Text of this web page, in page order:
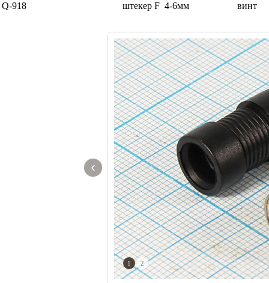
Q-918
штекер F 4-6мм винт
‹
1 2